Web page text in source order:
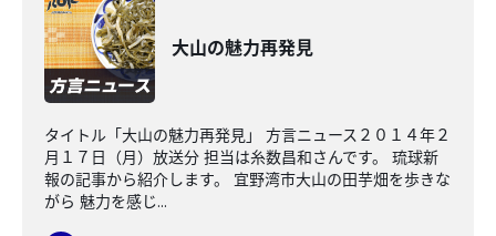
大山の魅力再発見
タイトル「大山の魅力再発見」 方言ニュース２０１４年２
月１７日（月）放送分 担当は糸数昌和さんです。 琉球新
報の記事から紹介します。 宜野湾市大山の田芋畑を歩きな
がら 魅力を感じ...